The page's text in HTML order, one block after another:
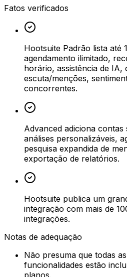
Fatos verificados
Hootsuite Padrão lista até
agendamento ilimitado,
horário, assistência de IA,
escuta/menções,
concorrentes.
Advanced adiciona contas
análises personalizáveis,
pesquisa expandida de
exportação de relatórios.
Hootsuite publica um
integração com mais de
integrações.
Notas de adequação
Não presuma que todas
funcionalidades estão